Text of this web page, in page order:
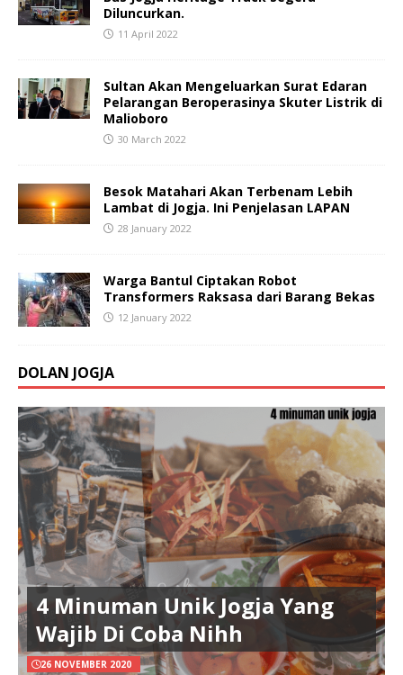
Diluncurkan.
11 April 2022
Sultan Akan Mengeluarkan Surat Edaran
Pelarangan Beroperasinya Skuter Listrik di
Malioboro
30 March 2022
Besok Matahari Akan Terbenam Lebih
Lambat di Jogja. Ini Penjelasan LAPAN
28 January 2022
Warga Bantul Ciptakan Robot
Transformers Raksasa dari Barang Bekas
12 January 2022
DOLAN JOGJA
4 Minuman Unik Jogja Yang
Wajib Di Coba Nihh
26 NOVEMBER 2020